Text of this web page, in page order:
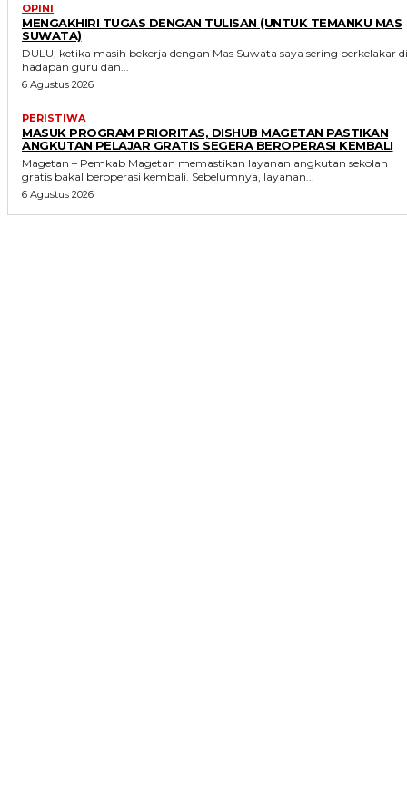
OPINI
MENGAKHIRI TUGAS DENGAN TULISAN (UNTUK TEMANKU MAS
SUWATA)
DULU, ketika masih bekerja dengan Mas Suwata saya sering berkelakar di
hadapan guru dan...
6 Agustus 2026
PERISTIWA
MASUK PROGRAM PRIORITAS, DISHUB MAGETAN PASTIKAN
ANGKUTAN PELAJAR GRATIS SEGERA BEROPERASI KEMBALI
Magetan – Pemkab Magetan memastikan layanan angkutan sekolah
gratis bakal beroperasi kembali. Sebelumnya, layanan...
6 Agustus 2026